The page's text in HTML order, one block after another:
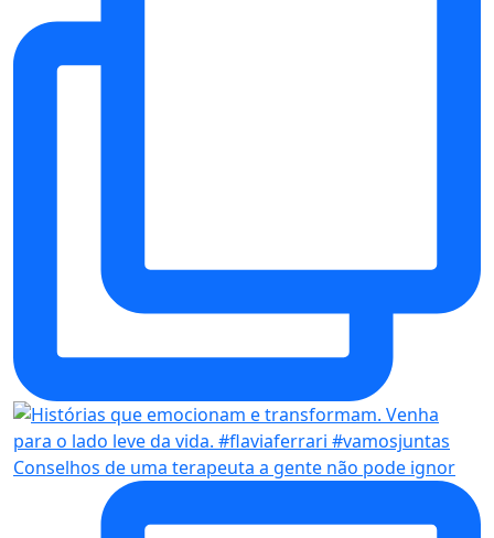
Conselhos de uma terapeuta a gente não pode ignor